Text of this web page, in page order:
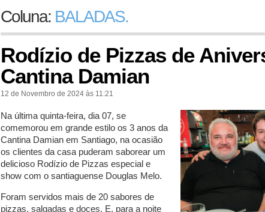
Coluna: BALADAS.
Rodízio de Pizzas de
Cantina Damian
12 de Novembro de 2024 às 11:21
Na última quinta-feira, dia 07, se
comemorou em grande estilo os 3 anos da
Cantina Damian em Santiago, na ocasião
os clientes da casa puderam saborear um
delicioso Rodízio de Pizzas especial e
show com o santiaguense Douglas Melo.
Foram servidos mais de 20 sabores de
pizzas, salgadas e doces. E, para a noite